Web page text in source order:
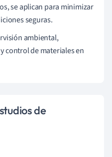
se aplican para minimizar
seguras.
ambiental,
control de materiales en
de